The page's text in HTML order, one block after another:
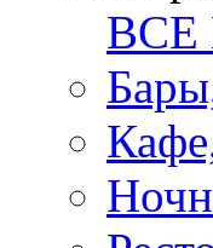
ВСЕ